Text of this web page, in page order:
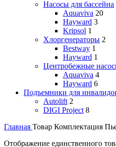
Насосы для бассейна
Aquaviva 20
Hayward 3
Kripsol 1
Хлоргенераторы 2
Bestway 1
Hayward 1
Центробежные
Aquaviva 4
Hayward 6
Подъемники для
Autolift 2
DIGI Project 8
Главная Товар Комплектация
Отображение единственного